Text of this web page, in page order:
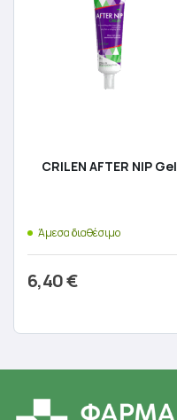
CRILEN AFTER NIP Gel
Άμεσα διαθέσιμο
6,40€